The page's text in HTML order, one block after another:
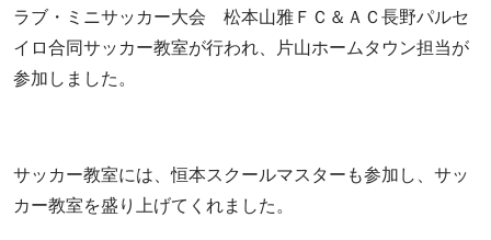
ラブ・ミニサッカー大会 松本山雅ＦＣ＆ＡＣ長野パルセ
イロ合同サッカー教室が行われ、片山ホームタウン担当が
参加しました。
サッカー教室には、恒本スクールマスターも参加し、サッ
カー教室を盛り上げてくれました。